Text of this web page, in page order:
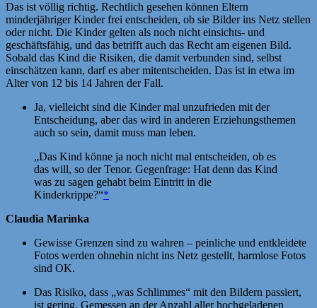
Das ist völlig richtig. Rechtlich gesehen können Eltern
minderjähriger Kinder frei entscheiden, ob sie Bilder ins Netz stellen
oder nicht. Die Kinder gelten als noch nicht einsichts- und
geschäftsfähig, und das betrifft auch das Recht am eigenen Bild.
Sobald das Kind die Risiken, die damit verbunden sind, selbst
einschätzen kann, darf es aber mitentscheiden. Das ist in etwa im
Alter von 12 bis 14 Jahren der Fall.
Ja, vielleicht sind die Kinder mal unzufrieden mit der
Entscheidung, aber das wird in anderen Erziehungsthemen
auch so sein, damit muss man leben.
„Das Kind könne ja noch nicht mal entscheiden, ob es
das will, so der Tenor. Gegenfrage: Hat denn das Kind
was zu sagen gehabt beim Eintritt in die
Kinderkrippe?“*
Claudia Marinka
Gewisse Grenzen sind zu wahren – peinliche und entkleidete
Fotos werden ohnehin nicht ins Netz gestellt, harmlose Fotos
sind OK.
Das Risiko, dass „was Schlimmes“ mit den Bildern passiert,
ist gering. Gemessen an der Anzahl aller hochgeladenen